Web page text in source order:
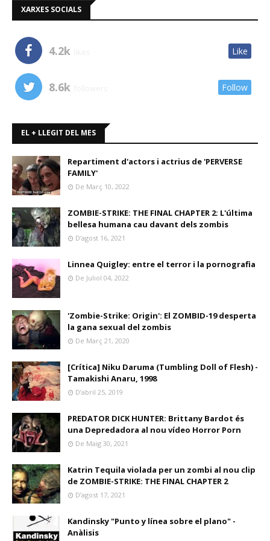
XARXES SOCIALS
4.2k Like
8.6k Follow
EL + LLEGIT DEL MES
Repartiment d'actors i actrius de 'PERVERSE
FAMILY'
De Març 10, 2022
ZOMBIE-STRIKE: THE FINAL CHAPTER 2: L'última
bellesa humana cau davant dels zombis
D’agost 16, 2021
Linnea Quigley: entre el terror i la pornografia
De Juliol 04, 2022
'Zombie-Strike: Origin': El ZOMBID-19 desperta
la gana sexual del zombis
De Març 21, 2020
[Crítica] Niku Daruma (Tumbling Doll of Flesh) -
Tamakishi Anaru, 1998
D’abril 25, 2019
PREDATOR DICK HUNTER: Brittany Bardot és
una Depredadora al nou vídeo Horror Porn
De Maig 30, 2021
Katrin Tequila violada per un zombi al nou clip
de ZOMBIE-STRIKE: THE FINAL CHAPTER 2
D’agost 17, 2021
Kandinsky "Punto y línea sobre el plano" -
Anàlisis